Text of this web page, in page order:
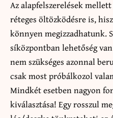
Az alapfelszerelések
réteges öltözködésre is,
könnyen megizzadhatunk.
síközpontban lehetőség
nem szükséges azonnal
csak most próbálkozol
Mindkét esetben nagyon
kiválasztása! Egy rosszul